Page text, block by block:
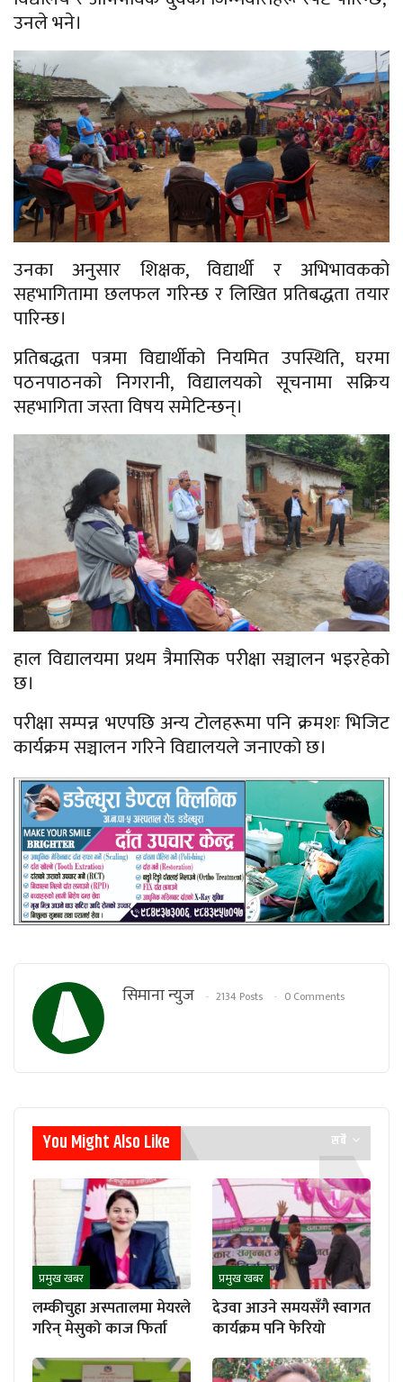
उनले भने।
उनका अनुसार शिक्षक, विद्यार्थी र अभिभावकको
सहभागितामा छलफल गरिन्छ र लिखित प्रतिबद्धता तयार
पारिन्छ।
प्रतिबद्धता पत्रमा विद्यार्थीको नियमित उपस्थिति, घरमा
पठनपाठनको निगरानी, विद्यालयको सूचनामा सक्रिय
सहभागिता जस्ता विषय समेटिन्छन्।
हाल विद्यालयमा प्रथम त्रैमासिक परीक्षा सञ्चालन भइरहेको
छ।
परीक्षा सम्पन्न भएपछि अन्य टोलहरूमा पनि क्रमशः भिजिट
कार्यक्रम सञ्चालन गरिने विद्यालयले जनाएको छ।
सिमाना न्युज 2134 Posts 0 Comments
सबै
You Might Also Like
प्रमुख खबर
लम्कीचुहा अस्पतालमा मेयरले
गरिन् मेसुको काज फिर्ता
प्रमुख खबर
देउवा आउने समयसँगै स्वागत
कार्यक्रम पनि फेरियो